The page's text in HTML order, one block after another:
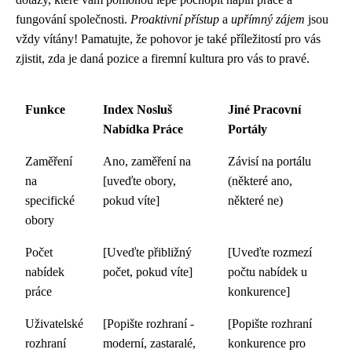
fungování společnosti. Proaktivní přístup a upřímný zájem jsou
vždy vítány! Pamatujte, že pohovor je také příležitostí pro vás
zjistit, zda je daná pozice a firemní kultura pro vás to pravé.
Funkce
Index Nosluš
Nabídka Práce
Jiné Pracovní
Portály
Zaměření
na
specifické
obory
Ano, zaměření na
[uveďte obory,
pokud víte]
Závisí na portálu
(některé ano,
některé ne)
Počet
nabídek
práce
[Uveďte přibližný
počet, pokud víte]
[Uveďte rozmezí
počtu nabídek u
konkurence]
Uživatelské
rozhraní
[Popište rozhraní -
moderní, zastaralé,
[Popište rozhraní
konkurence pro